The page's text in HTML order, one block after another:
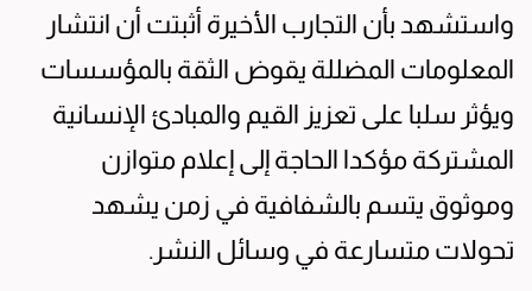
واستشهد بأن التجارب الأخيرة أثبتت أن انتشار
المعلومات المضللة يقوض الثقة بالمؤسسات
ويؤثر سلبا على تعزيز القيم والمبادئ الإنسانية
المشتركة مؤكدا الحاجة إلى إعلام متوازن
وموثوق يتسم بالشفافية في زمن يشهد
تحولات متسارعة في وسائل النشر.